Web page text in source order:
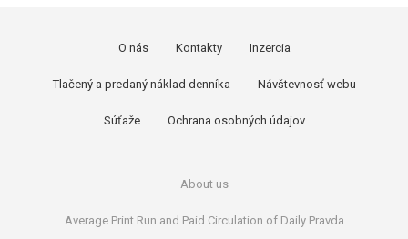
O nás Kontakty Inzercia
Tlačený a predaný náklad denníka Návštevnosť webu
Súťaže Ochrana osobných údajov
About us
Average Print Run and Paid Circulation of Daily Pravda